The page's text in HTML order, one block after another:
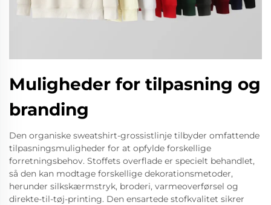
Muligheder for tilpasning og
branding
Den organiske sweatshirt-grossistlinje tilbyder omfattende
tilpasningsmuligheder for at opfylde forskellige
forretningsbehov. Stoffets overflade er specielt behandlet,
så den kan modtage forskellige dekorationsmetoder,
herunder silkskærmstryk, broderi, varmeoverførsel og
direkte-til-tøj-printing. Den ensartede stofkvalitet sikrer